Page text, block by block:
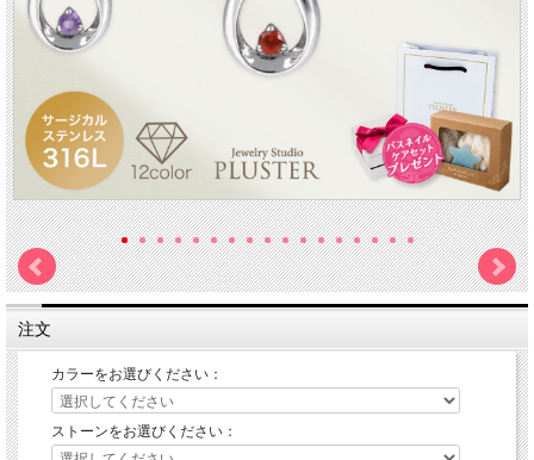
注文
カラーをお選びください：
ストーンをお選びください：